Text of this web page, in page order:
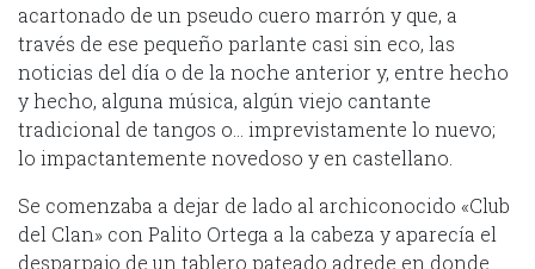
acartonado de un pseudo cuero marrón y que, a
través de ese pequeño parlante casi sin eco, las
noticias del día o de la noche anterior y, entre hecho
y hecho, alguna música, algún viejo cantante
tradicional de tangos o… imprevistamente lo nuevo;
lo impactantemente novedoso y en castellano.
Se comenzaba a dejar de lado al archiconocido «Club
del Clan» con Palito Ortega a la cabeza y aparecía el
desparpajo de un tablero pateado adrede en donde